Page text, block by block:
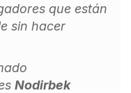
que están
sin hacer
Nodirbek